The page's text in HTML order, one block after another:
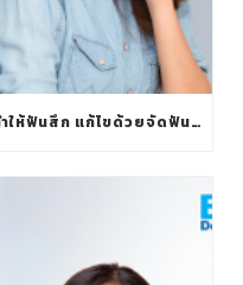
ฟันล่างคร่อมฟันบน ปล่อยไว้อาจทำให้ฟันสึก แก้ไขด้วยจัดฟันใส KÄSE ALIGNER